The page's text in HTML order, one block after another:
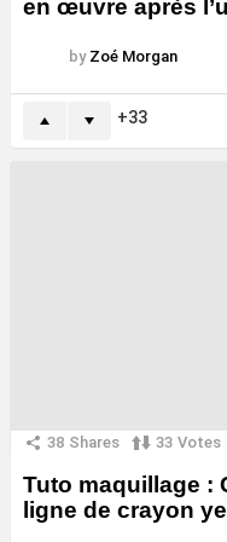
en œuvre après
by Zoé Morgan
33
38 Shares 33 Votes
Tuto maquillage :
ligne de crayon